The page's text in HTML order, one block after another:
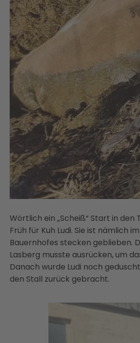
Wörtlich ein „Scheiß“ Start in den
Früh für Kuh Ludi. Sie ist nämlich
Bauernhofes stecken geblieben.
Lasberg musste ausrücken, um
Danach wurde Ludi noch
den Stall zurück gebracht.